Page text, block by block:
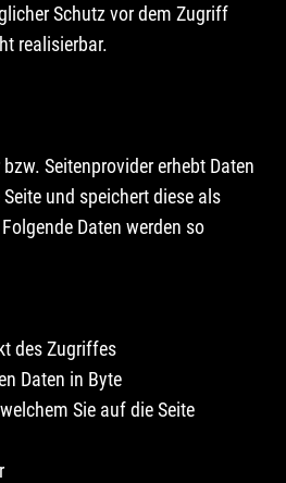
Schutz vor dem Zugriff
realisierbar.
Seitenprovider erhebt Daten
und speichert diese als
Daten werden so
des Zugriffes
Daten in Byte
Sie auf die Seite